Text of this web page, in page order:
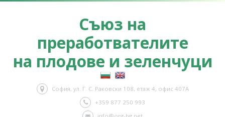
Съюз на
преработвателите
на плодове и зеленчуци
София, ул. Г. С. Раковски 108, етаж 4, офис 407А
+359 877 250 993